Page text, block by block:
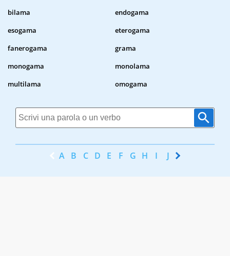
bilama
endogama
esogama
eterogama
fanerogama
grama
monogama
monolama
multilama
omogama
A B C D E F G H I J K